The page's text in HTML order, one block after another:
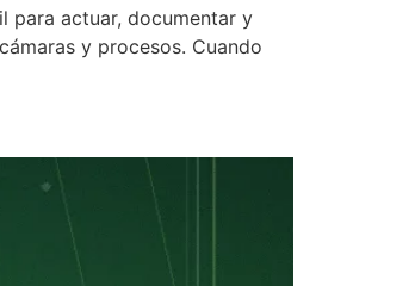
para actuar, documentar y
y procesos. Cuando